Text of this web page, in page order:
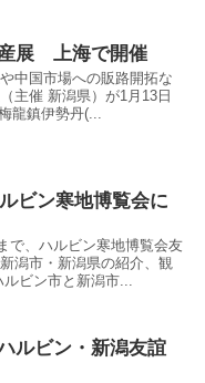
展 上海で開催
中国市場への販路開拓な
主催 新潟県）が1月13日
龍鎮伊勢丹(...
ビン寒地博覧会に
で、ハルビン寒地博覧会友
潟市・新潟県の紹介、観
ビン市と新潟市...
ルビン・新潟友誼